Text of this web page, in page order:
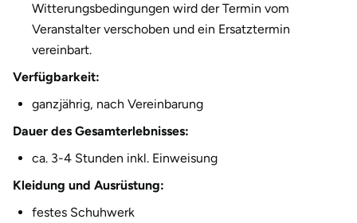
Witterungsbedingungen wird der Termin vom
Veranstalter verschoben und ein Ersatztermin
vereinbart.
Verfügbarkeit:
ganzjährig, nach Vereinbarung
Dauer des Gesamterlebnisses:
ca. 3-4 Stunden inkl. Einweisung
Kleidung und Ausrüstung:
festes Schuhwerk